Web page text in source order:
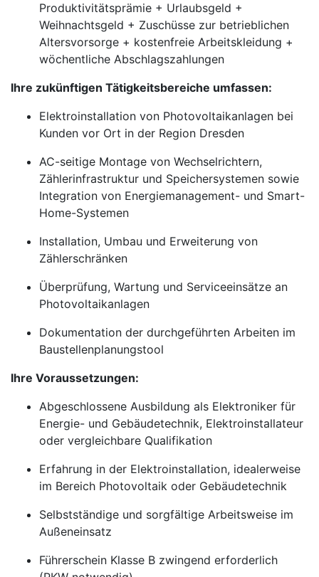
Produktivitätsprämie + Urlaubsgeld +
Weihnachtsgeld + Zuschüsse zur betrieblichen
Altersvorsorge + kostenfreie Arbeitskleidung +
wöchentliche Abschlagszahlungen
Ihre zukünftigen Tätigkeitsbereiche umfassen:
Elektroinstallation von Photovoltaikanlagen bei
Kunden vor Ort in der Region Dresden
AC-seitige Montage von Wechselrichtern,
Zählerinfrastruktur und Speichersystemen sowie
Integration von Energiemanagement- und Smart-
Home-Systemen
Installation, Umbau und Erweiterung von
Zählerschränken
Überprüfung, Wartung und Serviceeinsätze an
Photovoltaikanlagen
Dokumentation der durchgeführten Arbeiten im
Baustellenplanungstool
Ihre Voraussetzungen:
Abgeschlossene Ausbildung als Elektroniker für
Energie- und Gebäudetechnik, Elektroinstallateur
oder vergleichbare Qualifikation
Erfahrung in der Elektroinstallation, idealerweise
im Bereich Photovoltaik oder Gebäudetechnik
Selbstständige und sorgfältige Arbeitsweise im
Außeneinsatz
Führerschein Klasse B zwingend erforderlich